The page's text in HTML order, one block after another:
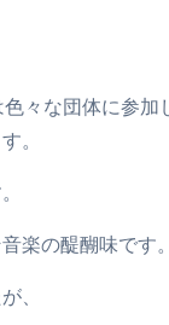
々な団体に参加
。
楽の醍醐味です。
、